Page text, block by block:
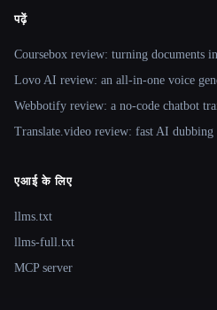
पढ़ें
Coursebox review: turning documents
Lovo AI review: an all-in-one voice
Webbotify review: a no-code chatbot
Translate.video review: fast AI dubbing
एआई के लिए
llms.txt
llms-full.txt
MCP server